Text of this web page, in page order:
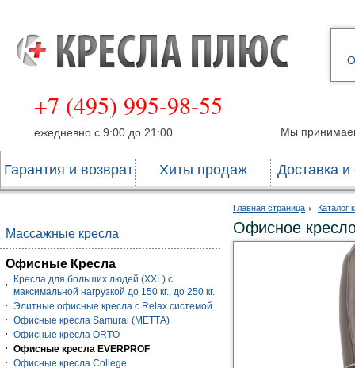
+7 (495) 995-98-55
ежедневно с 9:00 до 21:00 Мы
Гарантия и возврат Хиты продаж Доставка и
Массажные кресла
Офисные Кресла
Кресла для больших людей (XXL) с
максимальной нагрузкой до 150 кг., до 250 кг.
Элитные офисные кресла с Relax системой
Офисные кресла Samurai (МЕТТА)
Офисные кресла ORTO
Офисные кресла EVERPROF
Офисные кресла College
Главная страница Каталог
Офисное